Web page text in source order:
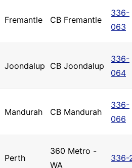
Fremantle CB Fremantle
336-
063
Joondalup CB Joondalup
336-
064
Mandurah CB Mandurah
336-
066
Perth
360 Metro -
WA
336-